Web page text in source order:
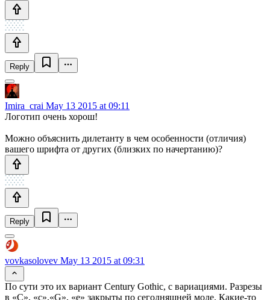
Reply
Imira_crai May 13 2015 at 09:11
Логотип очень хорош!
Можно объяснить дилетанту в чем особенности (отличия)
вашего шрифта от других (близких по начертанию)?
Reply
vovkasolovev May 13 2015 at 09:31
По сути это их вариант Century Gothic, с вариациями. Разрезы
в «С», «c»,«G», «e» закрыты по сегодняшней моде. Какие-то